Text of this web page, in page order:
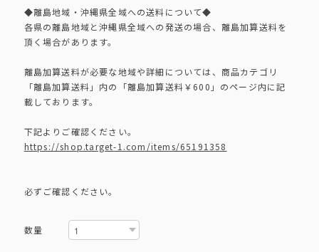
◆離島地域・沖縄県全域への送料について◆
各県の離島地域と沖縄県全域への発送の場合、離島加算送料を
頂く場合があります。
離島加算送料が必要な地域や詳細については、商品カテゴリ
「離島加算送料」内の「離島加算送料￥600」のページ内に記
載しております。
下記よりご確認ください。
https://shop.target-1.com/items/65191358
必ずご確認ください。
数量